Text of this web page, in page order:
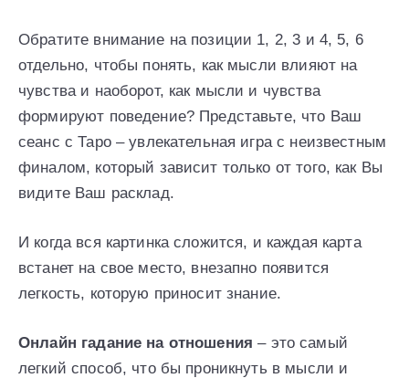
Обратите внимание на позиции 1, 2, 3 и 4, 5, 6
отдельно, чтобы понять, как мысли влияют на
чувства и наоборот, как мысли и чувства
формируют поведение? Представьте, что Ваш
сеанс с Таро – увлекательная игра с неизвестным
финалом, который зависит только от того, как Вы
видите Ваш расклад.
И когда вся картинка сложится, и каждая карта
встанет на свое место, внезапно появится
легкость, которую приносит знание.
Онлайн гадание на отношения – это самый
легкий способ, что бы проникнуть в мысли и